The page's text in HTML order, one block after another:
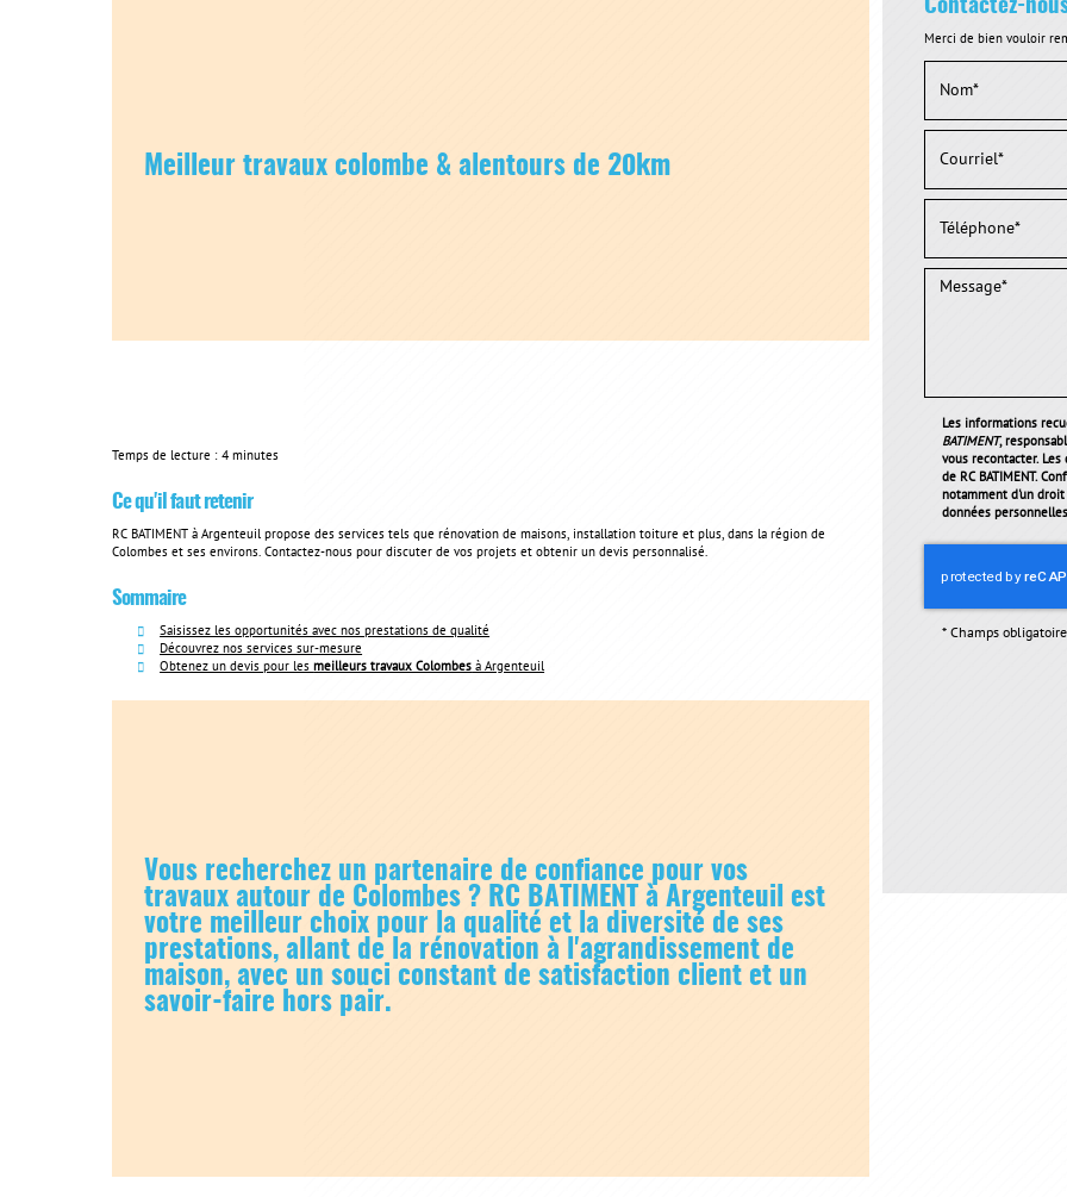
Meilleur travaux colombe & alentours de 20km
Temps de lecture : 4 minutes
Ce qu'il faut retenir
RC BATIMENT à Argenteuil propose des services tels que rénovation de maisons, installation toiture et plus, dans la région de
Colombes et ses environs. Contactez-nous pour discuter de vos projets et obtenir un devis personnalisé.
Sommaire
Saisissez les opportunités avec nos prestations de qualité
Découvrez nos services sur-mesure
Obtenez un devis pour lesmeilleurs travaux Colombes à Argenteuil
Vous recherchez un partenaire de confiance pour vos
travaux autour de Colombes ? RC BATIMENT à Argenteuil est
votre meilleur choix pour la qualité et la diversité de ses
prestations, allant de la rénovation à l'agrandissement de
maison, avec un souci constant de satisfaction client et un
savoir-faire hors pair.
Contactez-
Merci de bien vouloir
Les informations
BATIMENT,
vous recontacter.
de RC BATIMENT.
notamment d'un
données
*Champs